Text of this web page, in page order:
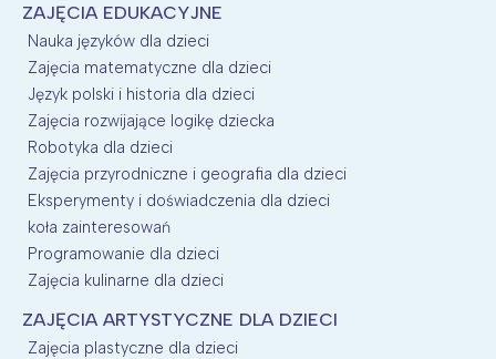
ZAJĘCIA EDUKACYJNE
Nauka języków dla dzieci
Zajęcia matematyczne dla dzieci
Język polski i historia dla dzieci
Zajęcia rozwijające logikę dziecka
Robotyka dla dzieci
Zajęcia przyrodniczne i geografia dla dzieci
Eksperymenty i doświadczenia dla dzieci
koła zainteresowań
Programowanie dla dzieci
Zajęcia kulinarne dla dzieci
ZAJĘCIA ARTYSTYCZNE DLA DZIECI
Zajęcia plastyczne dla dzieci